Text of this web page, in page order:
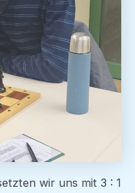
wir uns mit 3 : 1